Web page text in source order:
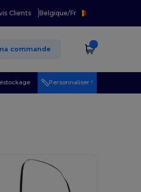
Clients Belgique/Fr
commande
Personnaliser !